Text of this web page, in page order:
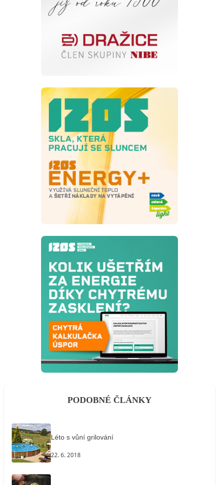
PODOBNÉ ČLÁNKY
Léto s vůní grilování
22. 6. 2018